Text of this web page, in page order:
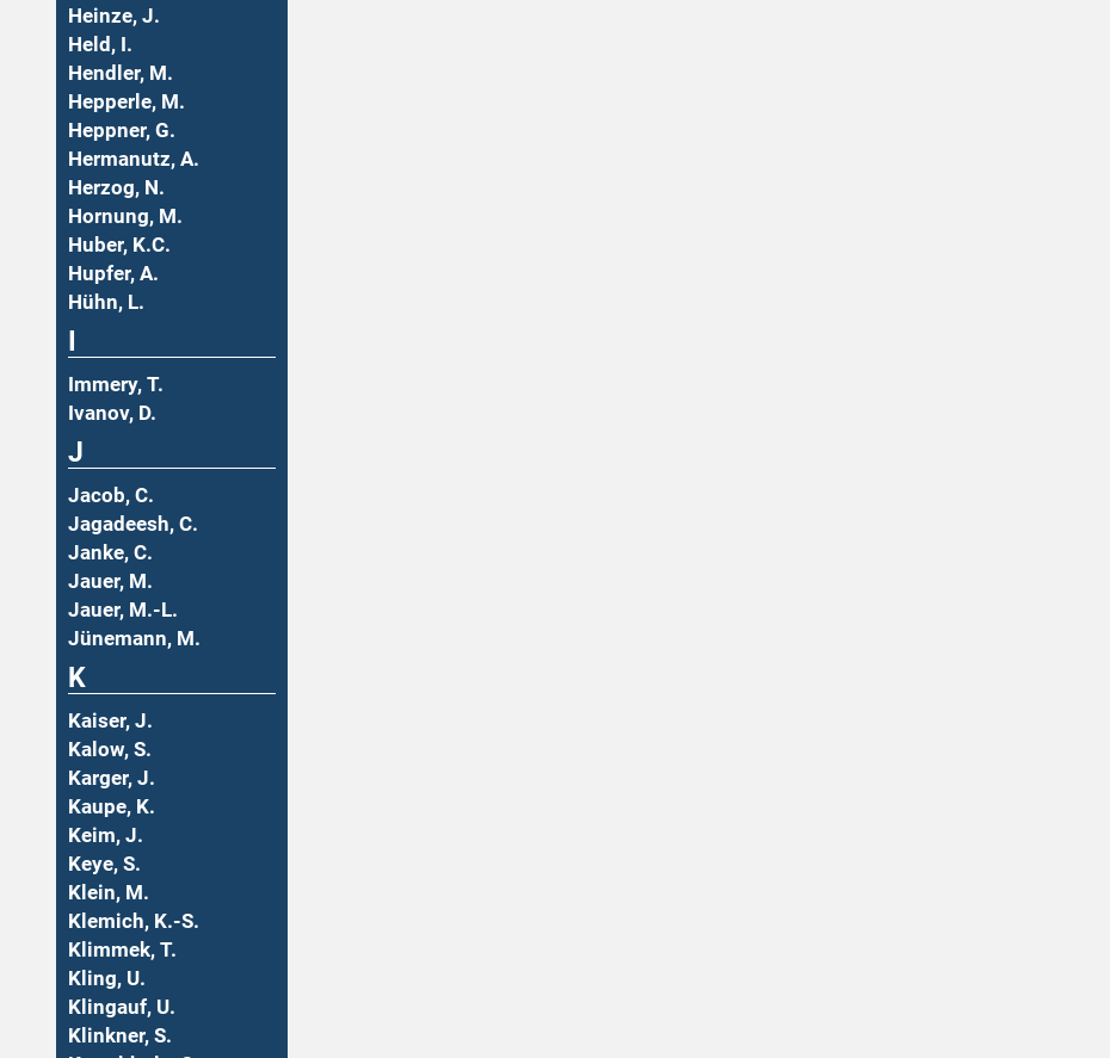
Heinze, J.
Held, I.
Hendler, M.
Hepperle, M.
Heppner, G.
Hermanutz, A.
Herzog, N.
Hornung, M.
Huber, K.C.
Hupfer, A.
Hühn, L.
Immery, T.
Ivanov, D.
J
Jacob, C.
Jagadeesh, C.
Janke, C.
Jauer, M.
Jauer, M.-L.
Jünemann, M.
K
Kaiser, J.
Kalow, S.
Karger, J.
Kaupe, K.
Keim, J.
Keye, S.
Klein, M.
Klemich, K.-S.
Klimmek, T.
Kling, U.
Klingauf, U.
Klinkner, S.